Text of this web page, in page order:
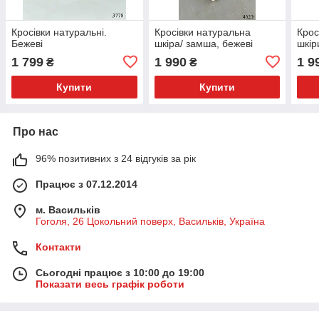
Кросівки натуральні.
Бежеві
1 799 ₴
Купити
Кросівки натуральна
шкіра/ замша, бежеві
1 990₴
Купити
1
Про нас
96% позитивних з 24 відгуків за рік
Працює з 07.12.2014
м. Васильків
Гоголя, 26 Цокольний поверх, Васильків, Україна
Контакти
Сьогодні працює з 10:00 до 19:00
Показати весь графік роботи